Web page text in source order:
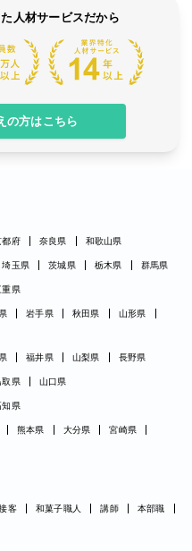
人材サービスだから
の方はこちら
都府 奈良県 和歌山県
埼玉県 茨城県 栃木県 群馬県
重県
岩手県 秋田県
山形県
福井県 山梨県 長野県
取県 山口県
知県
熊本県 大分県
宮崎県
客 和菓子職人 講師
本部職